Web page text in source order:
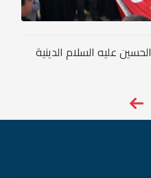
عليه السلام الدينية